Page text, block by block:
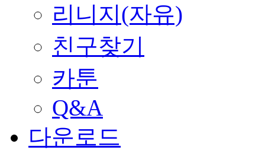
리니지(자유)
친구찾기
카툰
Q&A
다운로드